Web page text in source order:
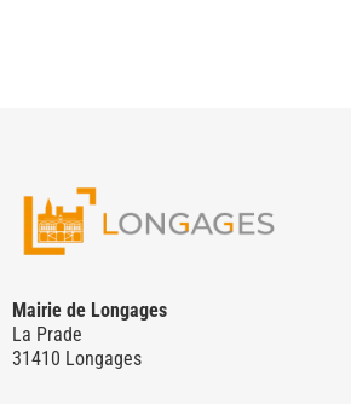
Mairie de Longages
La Prade
31410 Longages